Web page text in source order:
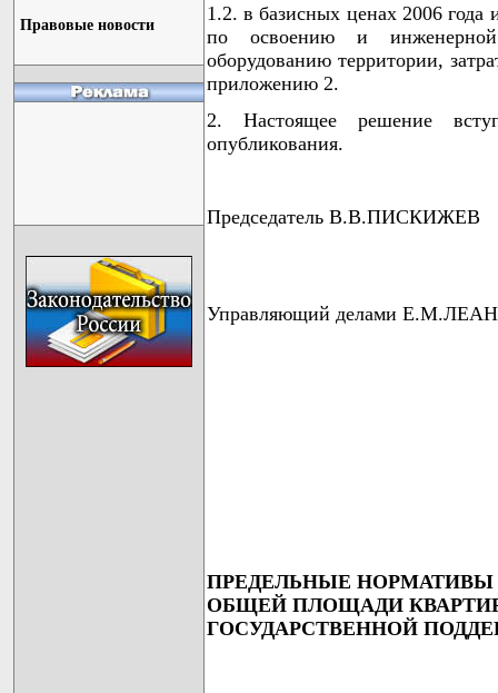
Правовые новости
1.2. в базисных ценах 2006 года
по освоению и инженерной
оборудованию территории,
приложению 2.
2. Настоящее решение
опубликования.
Председатель В.В.ПИСКИЖЕВ
Управляющий делами
ПРЕДЕЛЬНЫЕ НОРМАТИВЫ
ОБЩЕЙ ПЛОЩАДИ
ГОСУДАРСТВЕННОЙ